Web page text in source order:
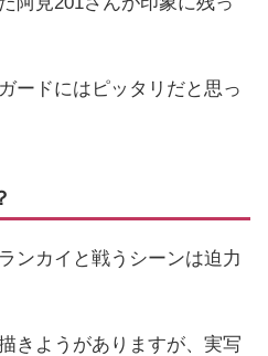
ードにはピッタリだと思っ
ンカイと戦うシーンは迫力
きようがありますが、実写